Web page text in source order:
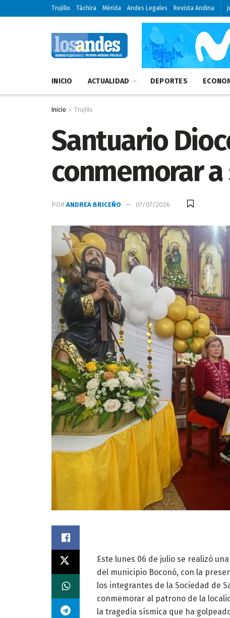
Trujillo Táchira Mérida Andes Legales Revista Andina
INICIO ACTUALIDAD DEPORTES
Inicio Trujillo
Santuario
conmemorar
POR ANDREA BRICEÑO 07/07/2026
Este lunes 06 de julio se realizó
del municipio Boconó, con la
los integrantes de la Sociedad de
conmemorar al patrono de la
la tragedia sísmica que ha